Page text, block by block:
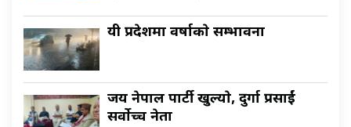
यी प्रदेशमा वर्षाकाे सम्भावना
जय नेपाल पार्टी खुल्याे, दुर्गा प्रसाईं
सर्वाेच्च नेता